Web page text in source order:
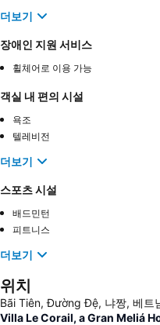
더보기
장애인 지원 서비스
휠체어로 이용 가능
객실 내 편의 시설
욕조
텔레비전
더보기
스포츠 시설
배드민턴
피트니스
더보기
위치
Bãi Tiên, Đường Đệ, 냐짱, 베트
Villa Le Corail, a Gran Meliá